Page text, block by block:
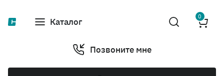
Каталог 0
Позвоните мне